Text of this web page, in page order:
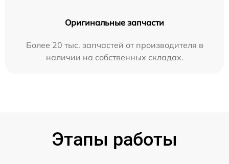
Оригинальные запчасти
Более 20 тыс. запчастей от производителя в
наличии на собственных складах.
Этапы работы